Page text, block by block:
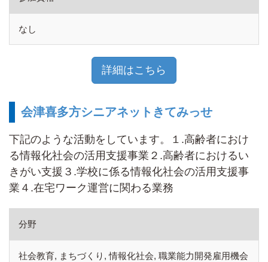
なし
詳細はこちら
会津喜多方シニアネットきてみっせ
下記のような活動をしています。１.高齢者におけ
る情報化社会の活用支援事業２.高齢者におけるい
きがい支援３.学校に係る情報化社会の活用支援事
業４.在宅ワーク運営に関わる業務
分野
社会教育, まちづくり, 情報化社会, 職業能力開発雇用機会